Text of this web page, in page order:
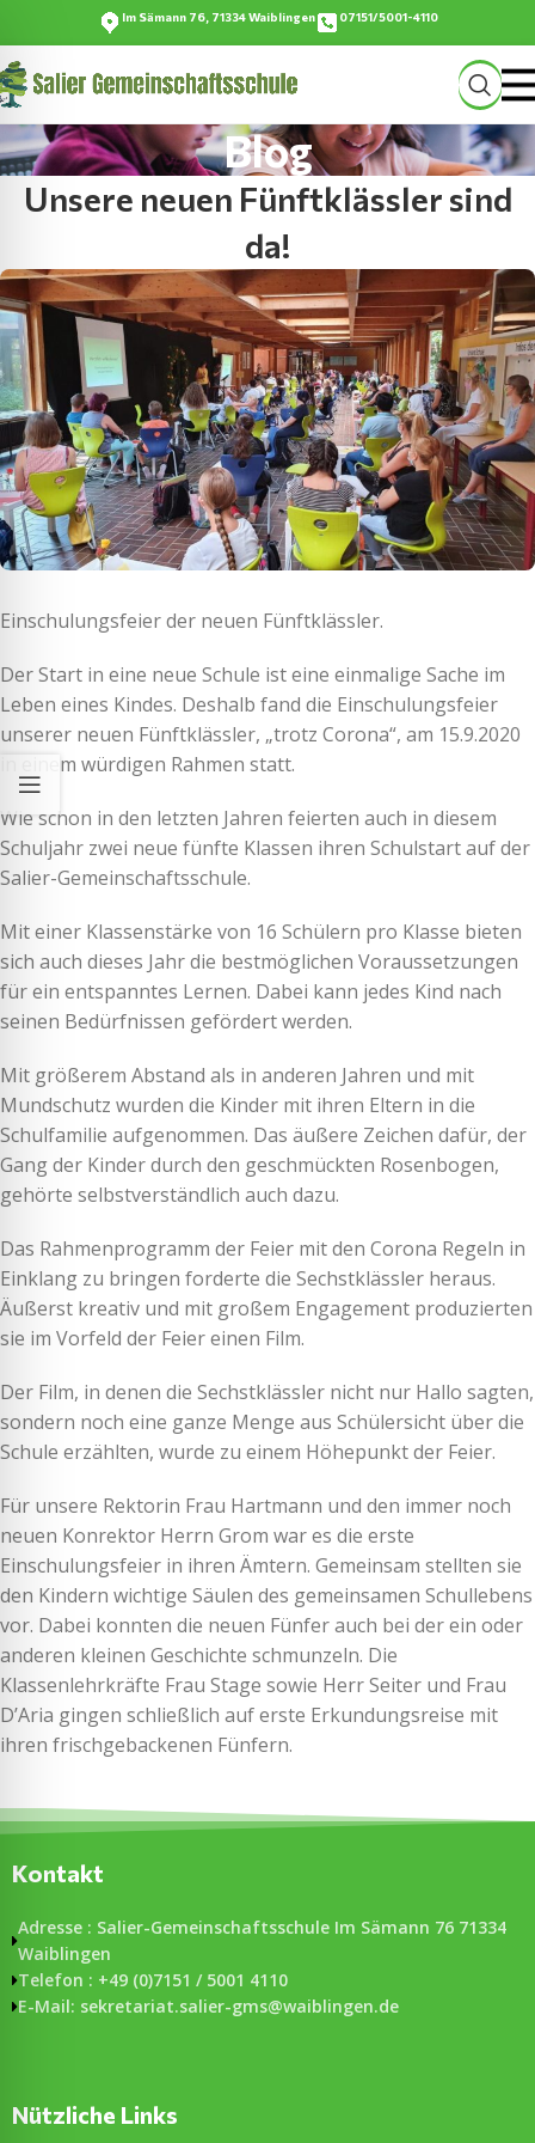
Im Sämann 76, 71334 Waiblingen 07151/5001-4110
Blog
Unsere neuen Fünftklässler sind
da!
Einschulungsfeier der neuen Fünftklässler.
Der Start in eine neue Schule ist eine einmalige Sache im
Leben eines Kindes. Deshalb fand die Einschulungsfeier
unserer neuen Fünftklässler, „trotz Corona“, am 15.9.2020
in einem würdigen Rahmen statt.
Wie schon in den letzten Jahren feierten auch in diesem
Schuljahr zwei neue fünfte Klassen ihren Schulstart auf der
Salier-Gemeinschaftsschule.
Mit einer Klassenstärke von 16 Schülern pro Klasse bieten
sich auch dieses Jahr die bestmöglichen Voraussetzungen
für ein entspanntes Lernen. Dabei kann jedes Kind nach
seinen Bedürfnissen gefördert werden.
Mit größerem Abstand als in anderen Jahren und mit
Mundschutz wurden die Kinder mit ihren Eltern in die
Schulfamilie aufgenommen. Das äußere Zeichen dafür, der
Gang der Kinder durch den geschmückten Rosenbogen,
gehörte selbstverständlich auch dazu.
Das Rahmenprogramm der Feier mit den Corona Regeln in
Einklang zu bringen forderte die Sechstklässler heraus.
Äußerst kreativ und mit großem Engagement produzierten
sie im Vorfeld der Feier einen Film.
Der Film, in denen die Sechstklässler nicht nur Hallo sagten,
sondern noch eine ganze Menge aus Schülersicht über die
Schule erzählten, wurde zu einem Höhepunkt der Feier.
Für unsere Rektorin Frau Hartmann und den immer noch
neuen Konrektor Herrn Grom war es die erste
Einschulungsfeier in ihren Ämtern. Gemeinsam stellten sie
den Kindern wichtige Säulen des gemeinsamen Schullebens
vor. Dabei konnten die neuen Fünfer auch bei der ein oder
anderen kleinen Geschichte schmunzeln. Die
Klassenlehrkräfte Frau Stage sowie Herr Seiter und Frau
D’Aria gingen schließlich auf erste Erkundungsreise mit
ihren frischgebackenen Fünfern.
Kontakt
Adresse : Salier-Gemeinschaftsschule Im Sämann 76 71334
Waiblingen
Telefon : +49 (0)7151 / 5001 4110
E-Mail: sekretariat.salier-gms@waiblingen.de
Nützliche Links